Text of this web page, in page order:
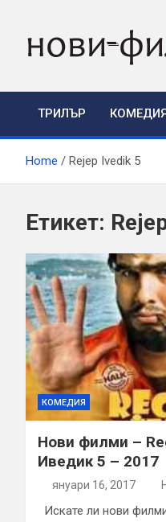
content
ТРИЛЪР
Home Rejep Ivedik 5
Етикет:
КОМЕДИЯ
Нови филми –
Иведик 5 – 2017
януари 16, 2017
Искате ли нови